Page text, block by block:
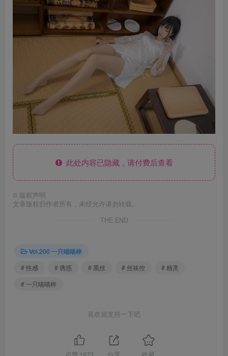
此处内容已隐藏，请付费后查看
© 版权声明
文章版权归作者所有，未经允许请勿转载。
THE END
Vol.200 一只喵喵梓
# 性感
# 诱惑 # 黑丝 # 丝袜控
# 精灵
# 一只喵喵梓
喜欢就支持一下吧